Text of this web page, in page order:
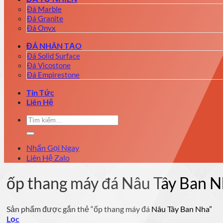
Đá Marble
Đá Granite
Đá Onyx
ĐÁ NHÂN TẠO
Đá Solid Surface
Đá Vicostone
Đá Empirestone
Tin Tức
Liên Hệ
Tìm
kiếm:
Nhấn Gọi Ngay
Liên Hệ Zalo
ốp thang máy đá Nâu Tây Ban
Sản phẩm được gắn thẻ “ốp thang máy đá Nâu Tây Ban Nha”
Lọc